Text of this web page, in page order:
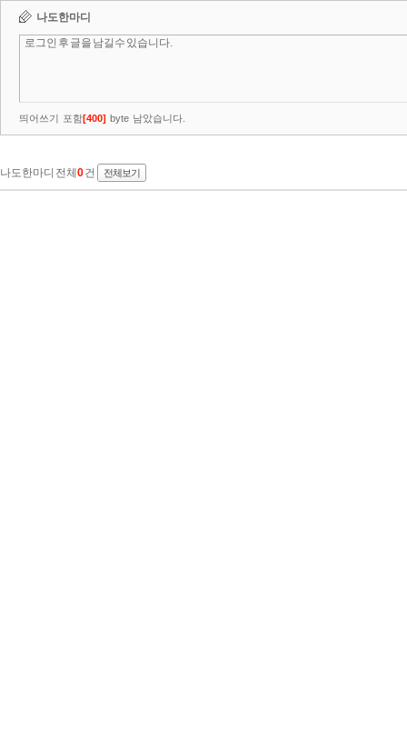
나도한마디
띄어쓰기 포함[400] byte 남았습니다.
나도한마디 전체 0건 전체보기